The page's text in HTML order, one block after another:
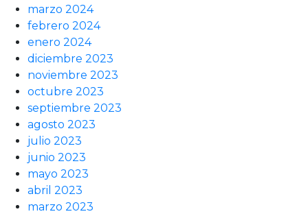
marzo 2024
febrero 2024
enero 2024
diciembre 2023
noviembre 2023
octubre 2023
septiembre 2023
agosto 2023
julio 2023
junio 2023
mayo 2023
abril 2023
marzo 2023